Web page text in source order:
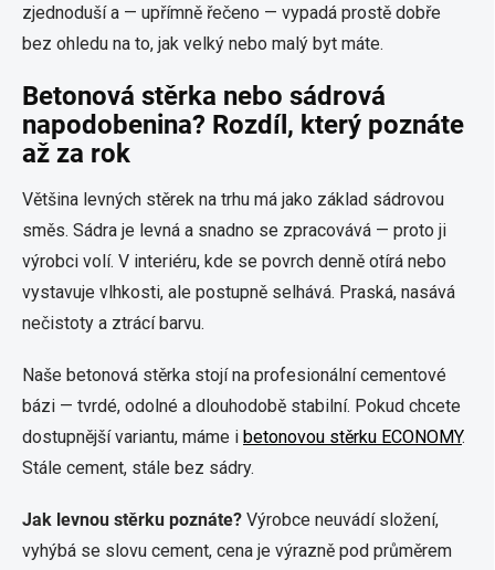
zjednoduší a — upřímně řečeno — vypadá prostě dobře
bez ohledu na to, jak velký nebo malý byt máte.
Betonová stěrka nebo sádrová
napodobenina? Rozdíl, který poznáte
až za rok
Většina levných stěrek na trhu má jako základ sádrovou
směs. Sádra je levná a snadno se zpracovává — proto ji
výrobci volí. V interiéru, kde se povrch denně otírá nebo
vystavuje vlhkosti, ale postupně selhává. Praská, nasává
nečistoty a ztrácí barvu.
Naše betonová stěrka stojí na profesionální cementové
bázi — tvrdé, odolné a dlouhodobě stabilní. Pokud chcete
dostupnější variantu, máme i betonovou stěrku ECONOMY.
Stále cement, stále bez sádry.
Jak levnou stěrku poznáte? Výrobce neuvádí složení,
vyhýbá se slovu cement, cena je výrazně pod průměrem